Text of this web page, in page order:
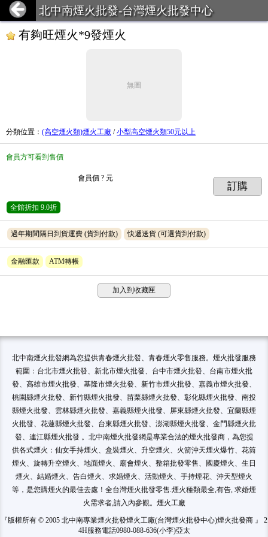
北中南煙火批發-台灣煙火批發中心
有夠旺煙火*9發煙火
無圖
分類位置 ： (高空煙火類)煙火工廠 /小型高空煙火類50元以上
會員方可看到售價
會員價 ? 元
訂購
全館折扣 9.0折
過年期間隔日到貨運費 (貨到付款) 快遞送貨 (可選貨到付款)
金融匯款 ATM轉帳
加入到收藏匣
北中南煙火批發網為您提供青春煙火批發、青春煙火零售服務。煙火批發服務
範圍：台北市煙火批發、新北市煙火批發、台中市煙火批發、台南市煙火批
發、高雄市煙火批發、基隆市煙火批發、新竹市煙火批發、嘉義市煙火批發、
桃園縣煙火批發、新竹縣煙火批發、苗栗縣煙火批發、彰化縣煙火批發、南投
縣煙火批發、雲林縣煙火批發、嘉義縣煙火批發、屏東縣煙火批發、宜蘭縣煙
火批發、花蓮縣煙火批發、台東縣煙火批發、澎湖縣煙火批發、金門縣煙火批
發、連江縣煙火批發 。北中南煙火批發網是專業合法的煙火批發商，為您提
供各式煙火：仙女手持煙火、盒裝煙火、升空煙火、火箭沖天煙火爆竹、花筒
煙火、旋轉升空煙火、地面煙火、廟會煙火、整箱批發零售、國慶煙火、生日
煙火、結婚煙火、告白煙火、求婚煙火、活動煙火、手持煙花、沖天型煙火
等，是您購煙火的最佳去處！全台灣煙火批發零售.煙火種類最全,有告, 求婚煙
火需求者,請入內參觀。煙火工廠
『版權所有 © 2005 北中南專業煙火批發煙火工廠(台灣煙火批發中心)煙火批發商 』 2
4H服務電話0980-088-636(小李)亞太